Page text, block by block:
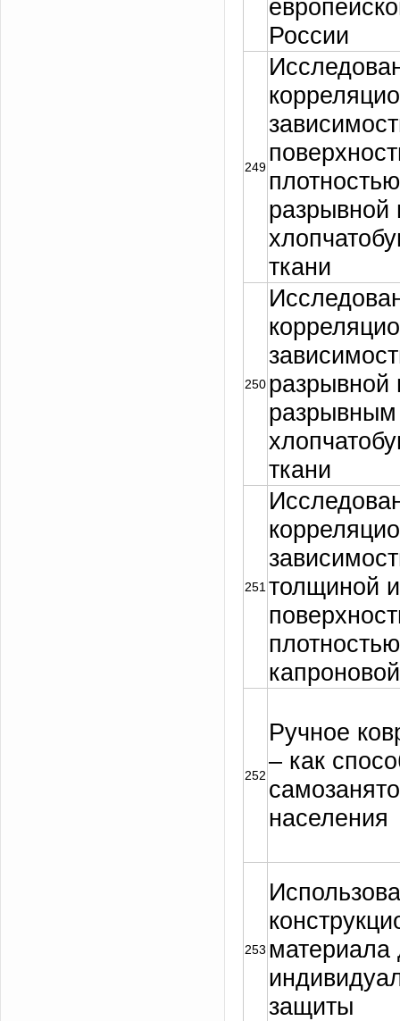
России
249
разрывной
ткани
250 разрывной
ткани
251 толщиной и
252
Ручное
– как
населения
253 материала
защиты